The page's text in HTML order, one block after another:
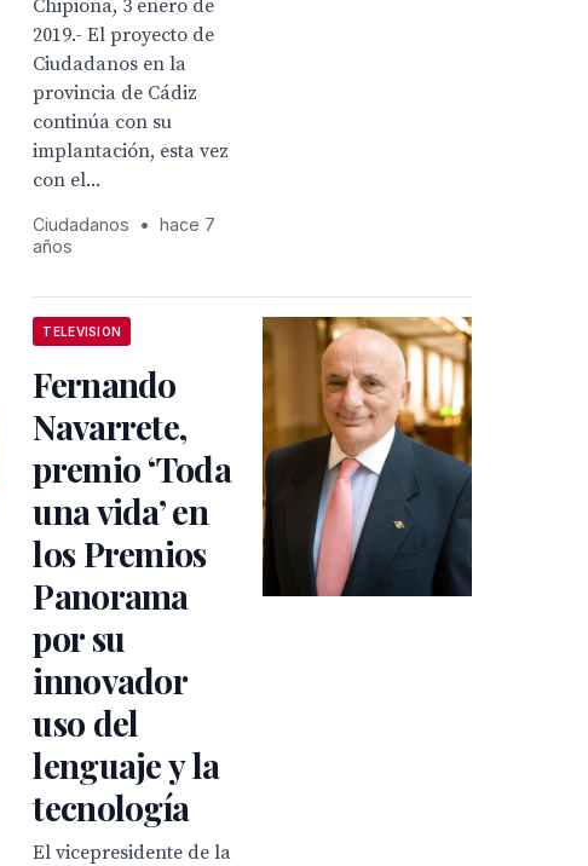
Chipiona, 3 enero de
2019.- El proyecto de
Ciudadanos en la
provincia de Cádiz
continúa con su
implantación, esta vez
con el...
Ciudadanos •
hace 7
años
TELEVISION
Fernando
Navarrete,
premio ‘Toda
una vida’ en
los Premios
Panorama
por su
innovador
uso del
lenguaje y la
tecnología
El vicepresidente de la